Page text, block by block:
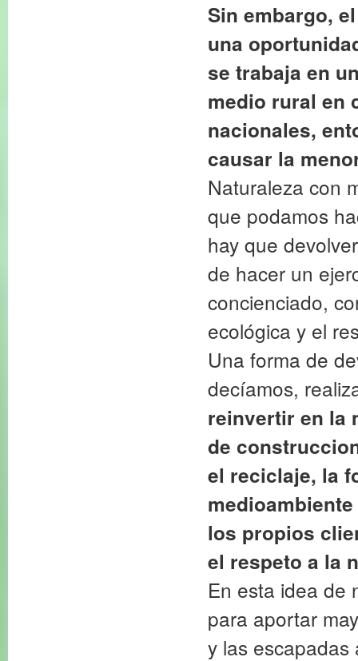
Sin embargo,
una
se trabaja en
medio rural en
nacionales,
causar la
Naturaleza con
que podamos
hay que
de hacer un
concienciado,
ecológica y el
Una forma de
decíamos,
reinvertir en la
de
el reciclaje, la
los propios
el respeto a la
En esta idea de
para aportar
y las